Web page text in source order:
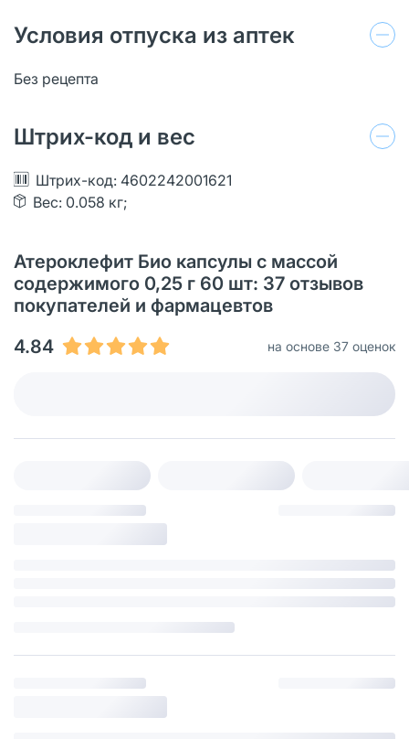
Условия отпуска из аптек
Без рецепта
Штрих-код и вес
Штрих-код: 4602242001621
Вес: 0.058 кг;
Атероклефит Био капсулы с массой
содержимого 0,25 г 60 шт: 37 отзывов
покупателей и фармацевтов
4.84
на основе 37 оценок